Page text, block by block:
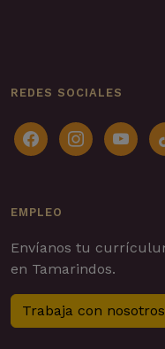
REDES SOCIALES
facebookinstagramyoutube
EMPLEO
Envíanos tu
en Tamarindos.
Trabaja con nosotros